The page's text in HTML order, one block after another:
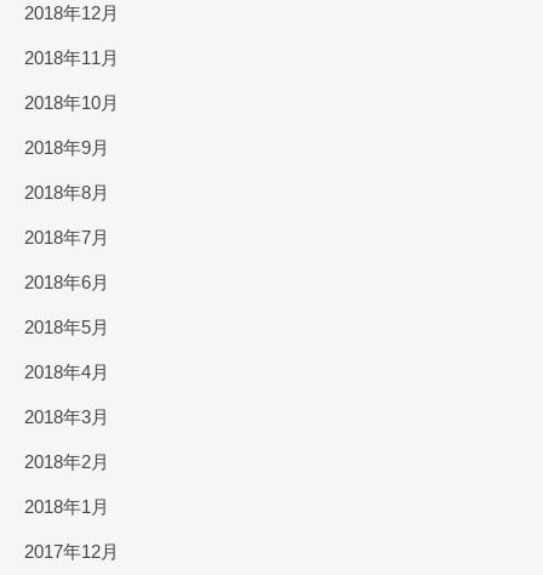
2018年12月
2018年11月
2018年10月
2018年9月
2018年8月
2018年7月
2018年6月
2018年5月
2018年4月
2018年3月
2018年2月
2018年1月
2017年12月